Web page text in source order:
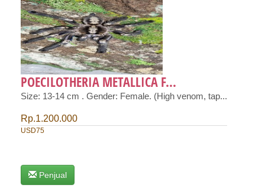
POECILOTHERIA METALLICA F...
Size: 13-14 cm . Gender: Female. (High venom, tap...
Rp.1.200.000
USD75
Penjual